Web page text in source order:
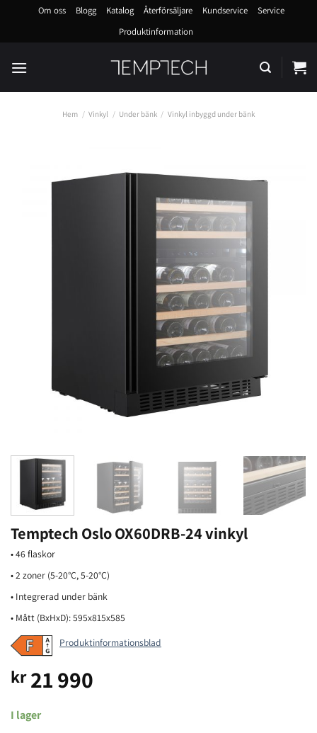
Om oss Blogg Katalog Återförsäljare Kundservice
Service
Produktinformation
Hem / Vinkyl / Under bänk / Vinkyl inbyggd under bänk
Temptech Oslo OX60DRB-24 vinkyl
• 46 flaskor
• 2 zoner (5-20°C, 5-20°C)
• Integrerad under bänk
• Mått (BxHxD): 595x815x585
Produktinformationsblad
kr21 990
I lager